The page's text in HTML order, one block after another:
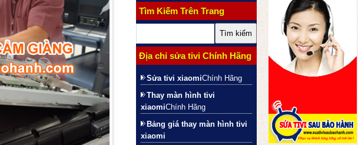
Tìm Kiếm Trên Trang
Địa chỉ sửa tivi Chính Hãng
Sửa tivi xiaomiChính Hãng
Thay màn hình tivi
xiaomiChính Hãng
Bảng giá thay màn hình tivi
xiaomi